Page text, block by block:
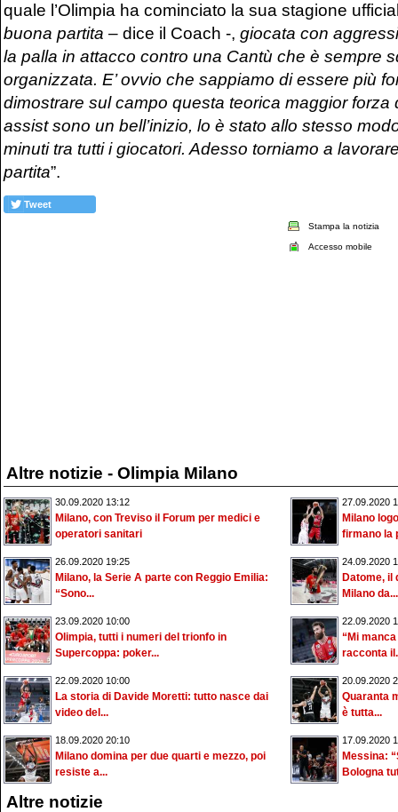
quale l’Olimpia ha cominciato la sua stagione
buona partita – dice il Coach -, giocata con
la palla in attacco contro una Cantù che è sempre
organizzata. E’ ovvio che sappiamo di essere più
dimostrare sul campo questa teorica maggior forza
assist sono un bell’inizio, lo è stato allo stesso
minuti tra tutti i giocatori. Adesso torniamo a
partita”.
Tweet
Stampa la notizia
Accesso mobile
Altre notizie - Olimpia Milano
30.09.2020 13:12
Milano, con Treviso il Forum per medici e
operatori sanitari
27.09.2020
Milano
firmano la
26.09.2020 19:25
Milano, la Serie A parte con Reggio Emilia:
“Sono...
24.09.2020
Datome, il
Milano da...
23.09.2020 10:00
Olimpia, tutti i numeri del trionfo in
Supercoppa: poker...
22.09.2020
“Mi
racconta
22.09.2020 10:00
La storia di Davide Moretti: tutto nasce dai
video del...
20.09.2020
Quaranta
è tutta...
18.09.2020 20:10
Milano domina per due quarti e mezzo, poi
resiste a...
17.09.2020
Messina:
Bologna
Altre notizie